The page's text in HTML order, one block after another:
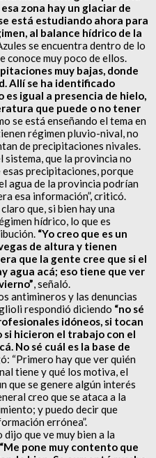
zona hay un glaciar de
está estudiando ahora para
al balance hídrico de la
se encuentra dentro de lo
conoce muy poco de ellos.
muy bajas, donde
Allí se ha identificado
igual a presencia de hielo,
que puede o no tener
se está enseñando el tema en
régimen pluvio-nival, no
de precipitaciones nivales.
sistema, que la provincia no
precipitaciones, porque
agua de la provincia podrían
esa información”, criticó.
que, si bien hay una
hídrico, lo que es
“Yo creo que es un
de altura y tienen
que la gente cree que si el
agua acá; eso tiene que ver
, señaló.
antimineros y las denuncias
respondió diciendo “no sé
idóneos, si tocan
si hicieron el trabajo con el
No sé cuál es la base de
“Primero hay que ver quién
tiene y qué los motiva, el
que se genere algún interés
creo que se ataca a la
y puedo decir que
errónea”.
dijo que ve muy bien a la
“Me pone muy contento que